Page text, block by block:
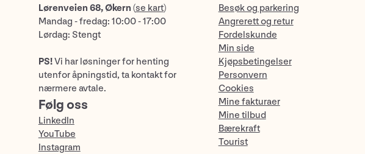
Lørenveien 68, Økern (se kart)
Mandag - fredag: 10:00 - 17:00
Lørdag: Stengt
PS!Vi har løsninger for henting
utenfor åpningstid, ta kontakt for
nærmere avtale.
Følg oss
LinkedIn
YouTube
Instagram
Besøk og parkering
Angrerett og retur
Fordelskunde
Min side
Kjøpsbetingelser
Personvern
Cookies
Mine fakturaer
Mine tilbud
Bærekraft
Tourist